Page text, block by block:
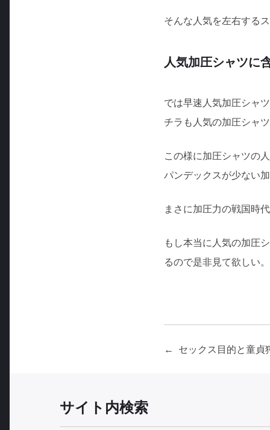
そんな人気を左右する
人気加圧シャツに
では早速人気加圧シャ
チラも人気の加圧シャ
この様に加圧シャツの
パンデックスが少ない
まさに加圧力の戦国時代
もし本当に人気の加圧
るので是非見て欲しい。
投
ナ
セックス目的と童貞
サイト内検索